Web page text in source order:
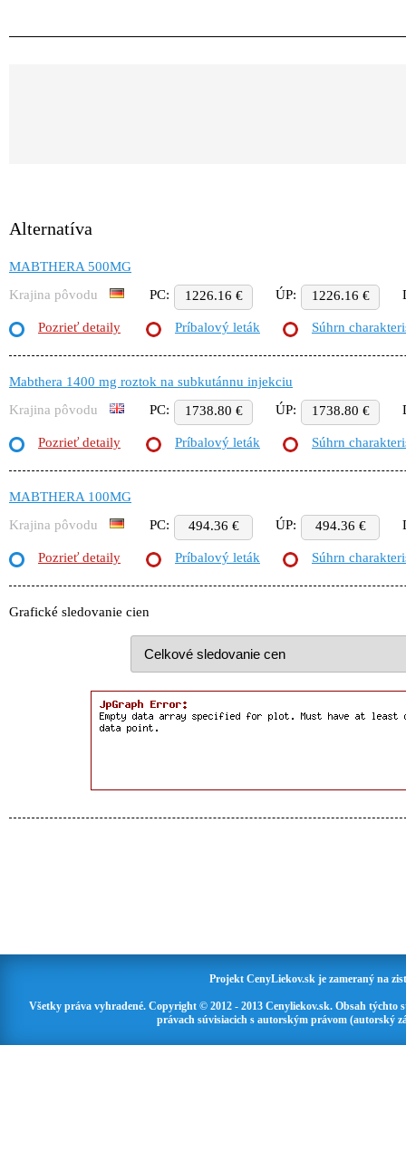
Alternatíva
MABTHERA 500MG
Krajina pôvodu
PC: 1226.16 € ÚP: 1226.16 €
Pozrieť detaily Príbalový leták Súhrn
Mabthera 1400 mg roztok na subkutánnu injekciu
Krajina pôvodu
PC: 1738.80 € ÚP: 1738.80 €
Pozrieť detaily Príbalový leták Súhrn
MABTHERA 100MG
Krajina pôvodu
PC: 494.36 € ÚP: 494.36 €
Pozrieť detaily Príbalový leták Súhrn
Grafické sledovanie cien
Projekt CenyLiekov.sk je zameraný na
Všetky práva vyhradené. Copyright © 2012 - 2013 Cenyliekov.sk. Obsah
právach súvisiacich s autorským právom (autorský